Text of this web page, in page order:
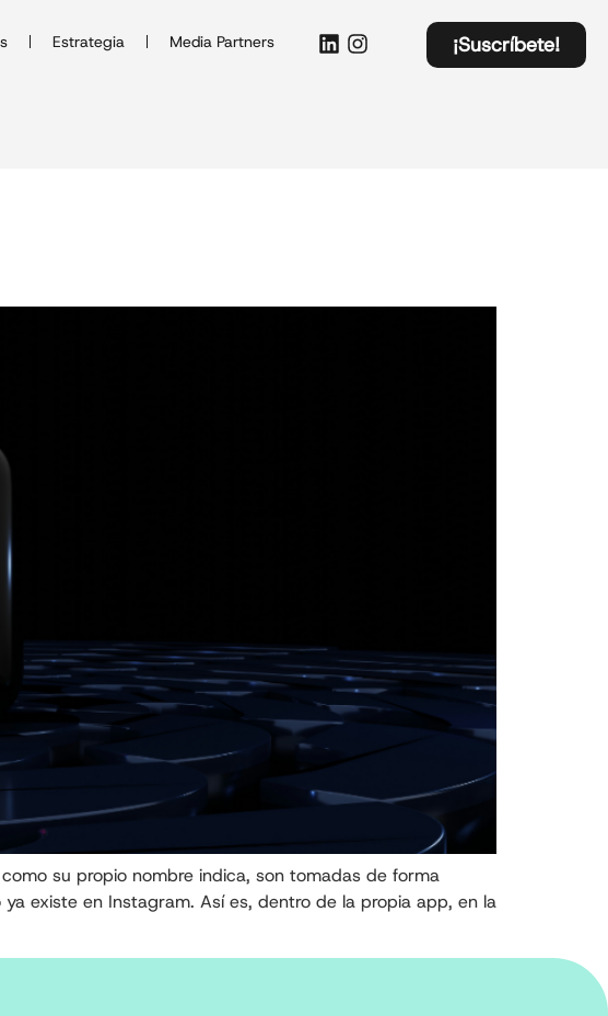
Estrategia Media Partners ¡Suscríbete!
su propio nombre indica, son tomadas de forma
existe en Instagram. Así es, dentro de la propia app, en la